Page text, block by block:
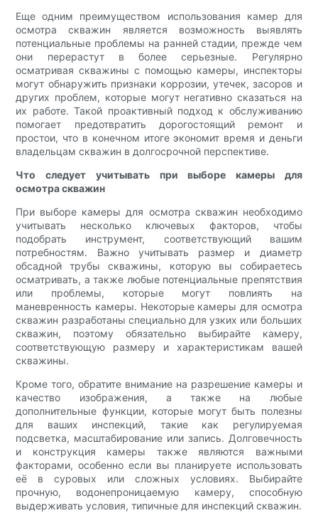
Еще одним преимуществом использования камер для
осмотра скважин является возможность выявлять
потенциальные проблемы на ранней стадии, прежде чем
они перерастут в более серьезные. Регулярно
осматривая скважины с помощью камеры, инспекторы
могут обнаружить признаки коррозии, утечек, засоров и
других проблем, которые могут негативно сказаться на
их работе. Такой проактивный подход к обслуживанию
помогает предотвратить дорогостоящий ремонт и
простои, что в конечном итоге экономит время и деньги
владельцам скважин в долгосрочной перспективе.
Что следует учитывать при выборе камеры для
осмотра скважин
При выборе камеры для осмотра скважин необходимо
учитывать несколько ключевых факторов, чтобы
подобрать инструмент, соответствующий вашим
потребностям. Важно учитывать размер и диаметр
обсадной трубы скважины, которую вы собираетесь
осматривать, а также любые потенциальные препятствия
или проблемы, которые могут повлиять на
маневренность камеры. Некоторые камеры для осмотра
скважин разработаны специально для узких или больших
скважин, поэтому обязательно выбирайте камеру,
соответствующую размеру и характеристикам вашей
скважины.
Кроме того, обратите внимание на разрешение камеры и
качество изображения, а также на любые
дополнительные функции, которые могут быть полезны
для ваших инспекций, такие как регулируемая
подсветка, масштабирование или запись. Долговечность
и конструкция камеры также являются важными
факторами, особенно если вы планируете использовать
её в суровых или сложных условиях. Выбирайте
прочную, водонепроницаемую камеру, способную
выдерживать условия, типичные для инспекций скважин.